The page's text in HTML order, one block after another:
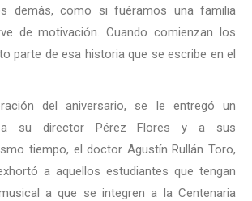
demás, como si fuéramos una familia
de motivación. Cuando comienzan los
parte de esa historia que se escribe en el
del aniversario, se le entregó un
a su director Pérez Flores y a sus
tiempo, el doctor Agustín Rullán Toro,
a aquellos estudiantes que tengan
a que se integren a la Centenaria